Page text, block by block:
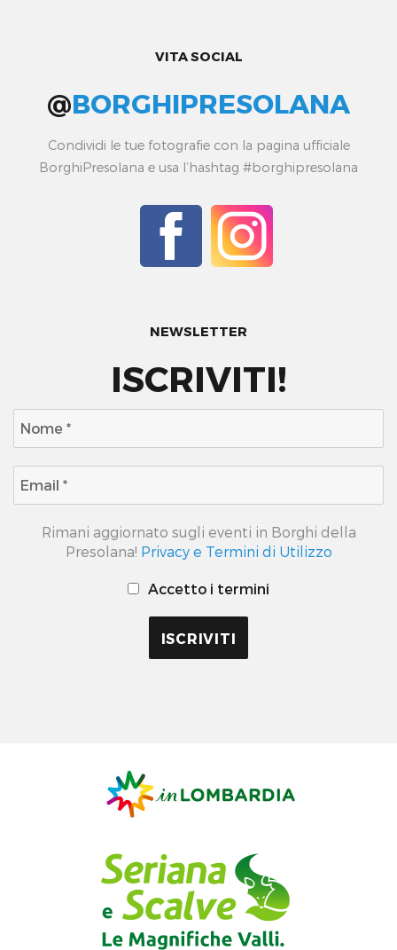
VITA SOCIAL
@BORGHIPRESOLANA
Condividi le tue fotografie con la pagina ufficiale
BorghiPresolana e usa l’hashtag #borghipresolana
NEWSLETTER
ISCRIVITI!
Rimani aggiornato sugli eventi in Borghi della
Presolana! Privacy e Termini di Utilizzo
Accetto i termini